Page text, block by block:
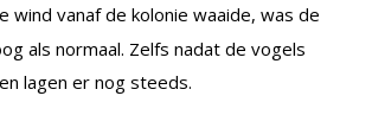
wind vanaf de kolonie waaide, was de
als normaal. Zelfs nadat de vogels
lagen er nog steeds.